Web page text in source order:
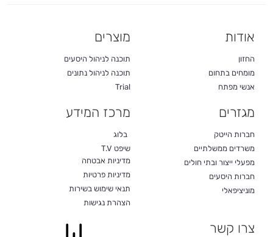
אודות
החזון
מומחים בתחום
אנשי מפתח
מוצרים
תוכנה לניהול היסעים
תוכנה לניהול נתונים
Trial
מגזרים
חברות הייטק
משרדים ממשלתיים
מפעלי ייצור ובתי חולים
חברות היסעים
מוניציפאלי
מרכז המידע
בלוג
שיפט T.V
מדיניות אבטחה
מדיניות פרטיות
תנאי שימוש בשירות
הצהרת נגישות
צרו קשר